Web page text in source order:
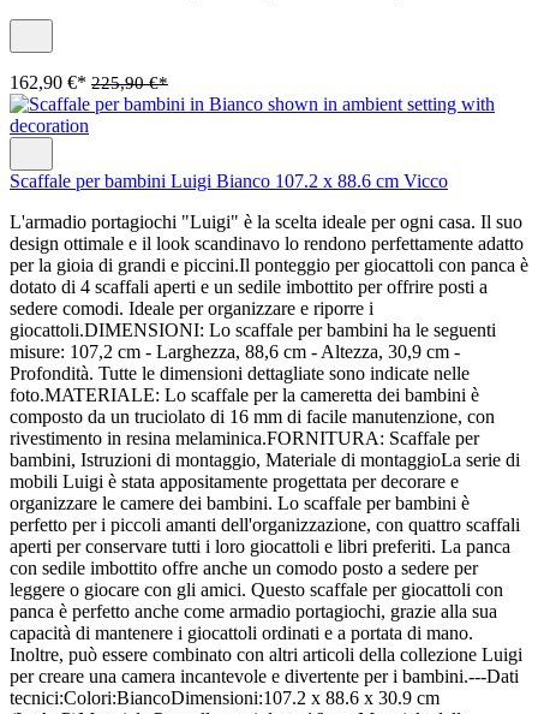
162,90 €* 225,90 €*
Scaffale per bambini Luigi Bianco 107.2 x 88.6 cm Vicco
L'armadio portagiochi "Luigi" è la scelta ideale per ogni casa. Il suo
design ottimale e il look scandinavo lo rendono perfettamente adatto
per la gioia di grandi e piccini.Il ponteggio per giocattoli con panca è
dotato di 4 scaffali aperti e un sedile imbottito per offrire posti a
sedere comodi. Ideale per organizzare e riporre i
giocattoli.DIMENSIONI: Lo scaffale per bambini ha le seguenti
misure: 107,2 cm - Larghezza, 88,6 cm - Altezza, 30,9 cm -
Profondità. Tutte le dimensioni dettagliate sono indicate nelle
foto.MATERIALE: Lo scaffale per la cameretta dei bambini è
composto da un truciolato di 16 mm di facile manutenzione, con
rivestimento in resina melaminica.FORNITURA: Scaffale per
bambini, Istruzioni di montaggio, Materiale di montaggioLa serie di
mobili Luigi è stata appositamente progettata per decorare e
organizzare le camere dei bambini. Lo scaffale per bambini è
perfetto per i piccoli amanti dell'organizzazione, con quattro scaffali
aperti per conservare tutti i loro giocattoli e libri preferiti. La panca
con sedile imbottito offre anche un comodo posto a sedere per
leggere o giocare con gli amici. Questo scaffale per giocattoli con
panca è perfetto anche come armadio portagiochi, grazie alla sua
capacità di mantenere i giocattoli ordinati e a portata di mano.
Inoltre, può essere combinato con altri articoli della collezione Luigi
per creare una camera incantevole e divertente per i bambini.---Dati
tecnici:Colori:BiancoDimensioni:107.2 x 88.6 x 30.9 cm